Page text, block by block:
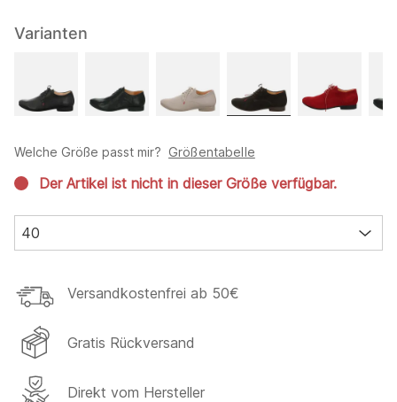
Varianten
Welche Größe passt mir? Größentabelle
Der Artikel ist nicht in dieser Größe verfügbar.
40
Versandkostenfrei ab 50€
Gratis Rückversand
Direkt vom Hersteller